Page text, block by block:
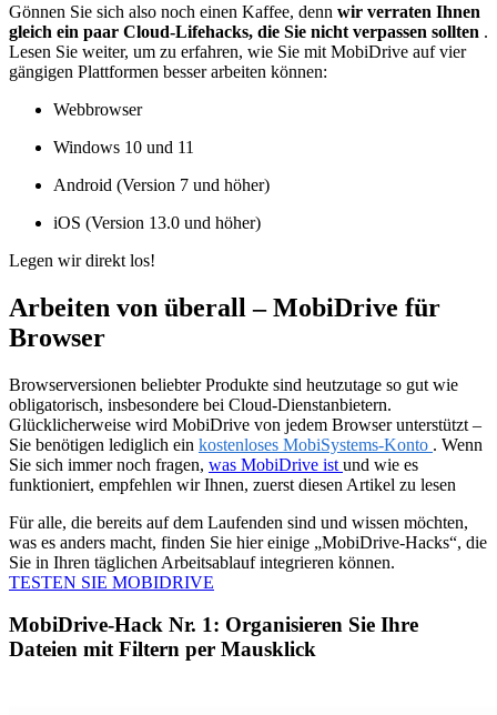
Gönnen Sie sich also noch einen Kaffee, denn wir verraten Ihnen
gleich ein paar Cloud-Lifehacks, die Sie nicht verpassen sollten .
Lesen Sie weiter, um zu erfahren, wie Sie mit MobiDrive auf vier
gängigen Plattformen besser arbeiten können:
Webbrowser
Windows 10 und 11
Android (Version 7 und höher)
iOS (Version 13.0 und höher)
Legen wir direkt los!
Arbeiten von überall – MobiDrive für
Browser
Browserversionen beliebter Produkte sind heutzutage so gut wie
obligatorisch, insbesondere bei Cloud-Dienstanbietern.
Glücklicherweise wird MobiDrive von jedem Browser unterstützt –
Sie benötigen lediglich ein kostenloses MobiSystems-Konto . Wenn
Sie sich immer noch fragen, was MobiDrive ist und wie es
funktioniert, empfehlen wir Ihnen, zuerst diesen Artikel zu lesen
Für alle, die bereits auf dem Laufenden sind und wissen möchten,
was es anders macht, finden Sie hier einige „MobiDrive-Hacks“, die
Sie in Ihren täglichen Arbeitsablauf integrieren können.
TESTEN SIE MOBIDRIVE
MobiDrive-Hack Nr. 1: Organisieren Sie Ihre
Dateien mit Filtern per Mausklick